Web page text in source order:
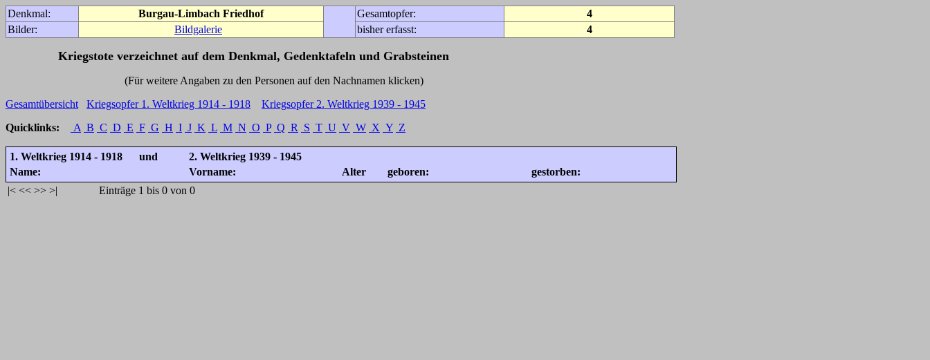
Denkmal: Burgau-Limbach Friedhof Gesamtopfer:
4
Bilder:
Bildgalerie bisher erfasst: 4
Kriegstote verzeichnet auf dem Denkmal, Gedenktafeln und Grabsteinen
(Für weitere Angaben zu den Personen auf den Nachnamen klicken)
Gesamtübersicht
Kriegsopfer 1. Weltkrieg 1914 - 1918
Kriegsopfer 2. Weltkrieg 1939 - 1945
Quicklinks:
A B C D E F G H I J K L M N O P Q R S T U V W X Y Z
1. Weltkrieg 1914 - 1918 und
2. Weltkrieg 1939 - 1945
Name:
Vorname: Alter geboren:
gestorben:
|< << >> >| Einträge 1 bis 0 von 0